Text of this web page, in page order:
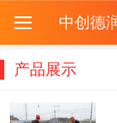
中创德
产品展示